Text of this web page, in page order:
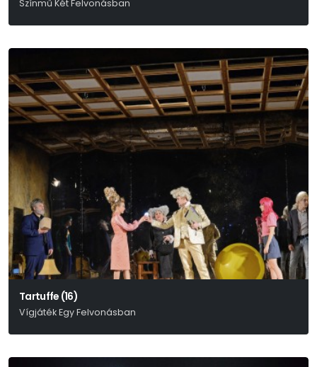
Színmű Két Felvonásban
Tartuffe (16)
Vígjáték Egy Felvonásban